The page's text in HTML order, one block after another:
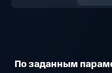
По заданным